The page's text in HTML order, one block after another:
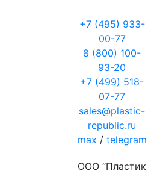
+7 (495) 933-
00-77
8 (800) 100-
93-20
+7 (499) 518-
07-77
sales@plastic-
republic.ru
max / telegram
ООО “Пластик